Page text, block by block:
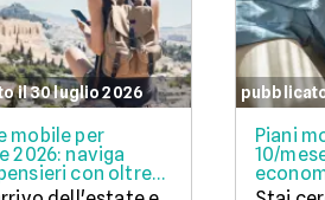
il 30 luglio 2026
mobile per
2026: naviga
con oltre
Piani
10/